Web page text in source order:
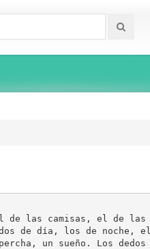
de las camisas, el de las
de día, los de noche, el
un sueño. Los dedos